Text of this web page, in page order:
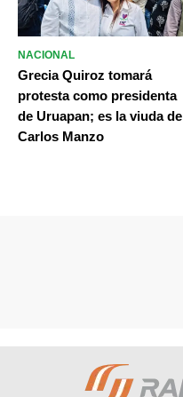
NACIONAL
Grecia Quiroz tomará
protesta como presidenta
de Uruapan; es la viuda de
Carlos Manzo